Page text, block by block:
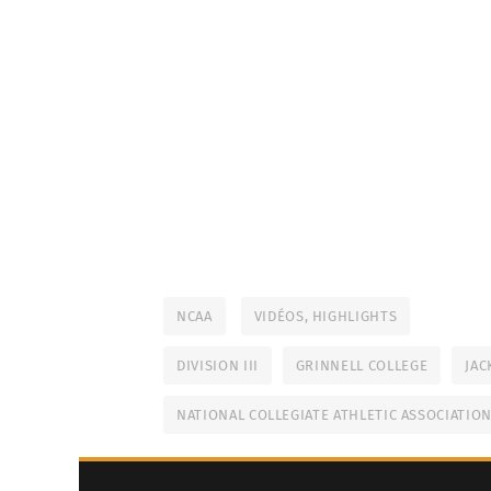
NCAA VIDÉOS, HIGHLIGHTS
DIVISION III GRINNELL COLLEGE
NATIONAL COLLEGIATE ATHLETIC ASSOCIATION